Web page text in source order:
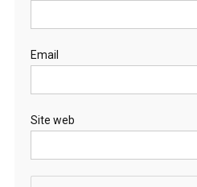
Email
Site web